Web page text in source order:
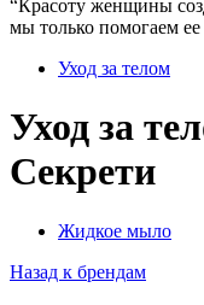
“Красоту женщины
мы только помогаем ее
Уход за телом
Уход за
Секрети
Жидкое мыло
Назад к брендам